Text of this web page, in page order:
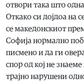
отвори така што
Откако си дојдоа на
се македонскиот
Софија нормално
писмено и да ги
спор од кој не
трајно нарушени